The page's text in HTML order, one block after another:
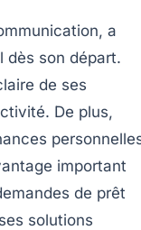
a
dès son départ.
de ses
De plus,
important
de prêt
solutions